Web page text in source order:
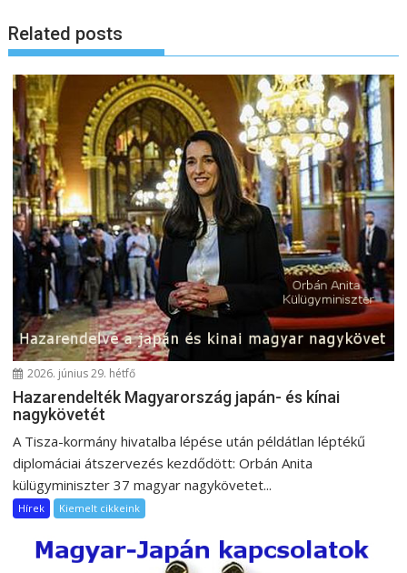
g
y
z
é
s
n
a
v
i
g
á
ó
Related posts
2026. június 29. hétfő
Hazarendelték Magyarország japán- és kínai
nagykövetét
A Tisza-kormány hivatalba lépése után példátlan léptékű
diplomáciai átszervezés kezdődött: Orbán Anita
külügyminiszter 37 magyar nagykövetet...
Hírek Kiemelt cikkeink